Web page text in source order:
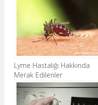
Lyme Hastalığı Hakkında
Merak Edilenler